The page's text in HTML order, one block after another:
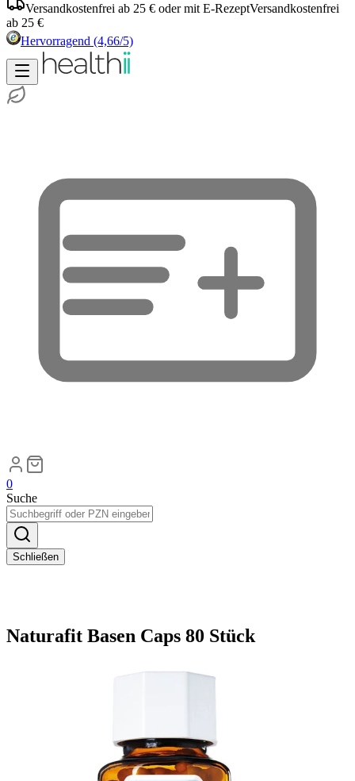
Versandkostenfrei ab 25 € oder mit E-RezeptVersandkostenfrei
ab 25 €
Hervorragend (4,66/5)
0
Suche
Schließen
Naturafit Basen Caps 80 Stück